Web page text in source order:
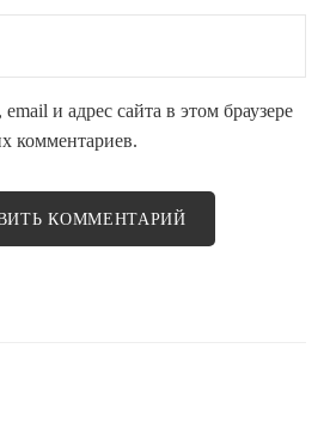
и адрес сайта в этом браузере
комментариев.